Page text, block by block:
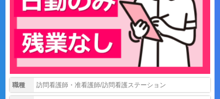
職種 訪問看護師・准看護師/訪問看護ステーション